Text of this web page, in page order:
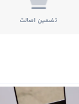
تضمین اصالت